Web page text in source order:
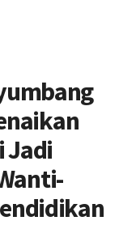
Jadi